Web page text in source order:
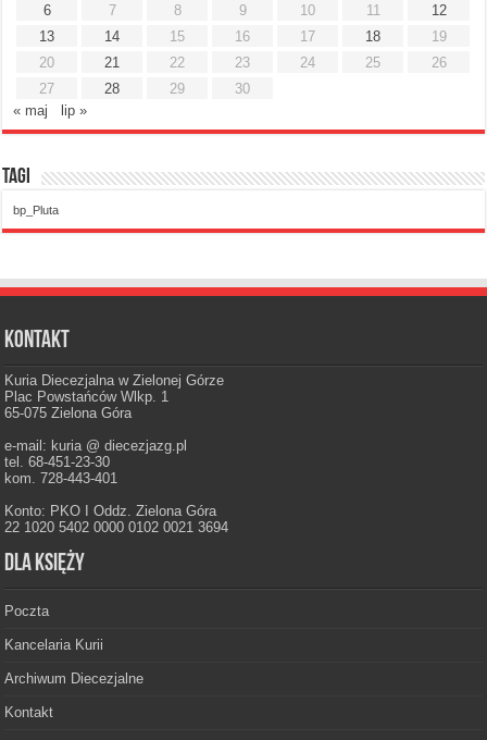
6
7 8 9 10 11
12
13
14 15 16 17 18
19
20
21 22 23 24 25
26
27
28 29
30
« maj
lip »
Tagi
bp_Pluta
Kontakt
Kuria Diecezjalna w Zielonej Górze
Plac Powstańców Wlkp. 1
65-075 Zielona Góra
e-mail: kuria @ diecezjazg.pl
tel. 68-451-23-30
kom. 728-443-401
Konto: PKO I Oddz. Zielona Góra
22 1020 5402 0000 0102 0021 3694
Dla księży
Poczta
Kancelaria Kurii
Archiwum Diecezjalne
Kontakt